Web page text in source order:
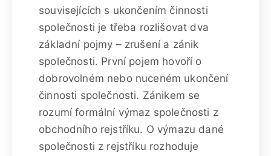
souvisejících s ukončením činnosti
společnosti je třeba rozlišovat dva
základní pojmy – zrušení a zánik
společnosti. První pojem hovoří o
dobrovolném nebo nuceném ukončení
činnosti společnosti. Zánikem se
rozumí formální výmaz společnosti z
obchodního rejstříku. O výmazu dané
společnosti z rejstříku rozhoduje